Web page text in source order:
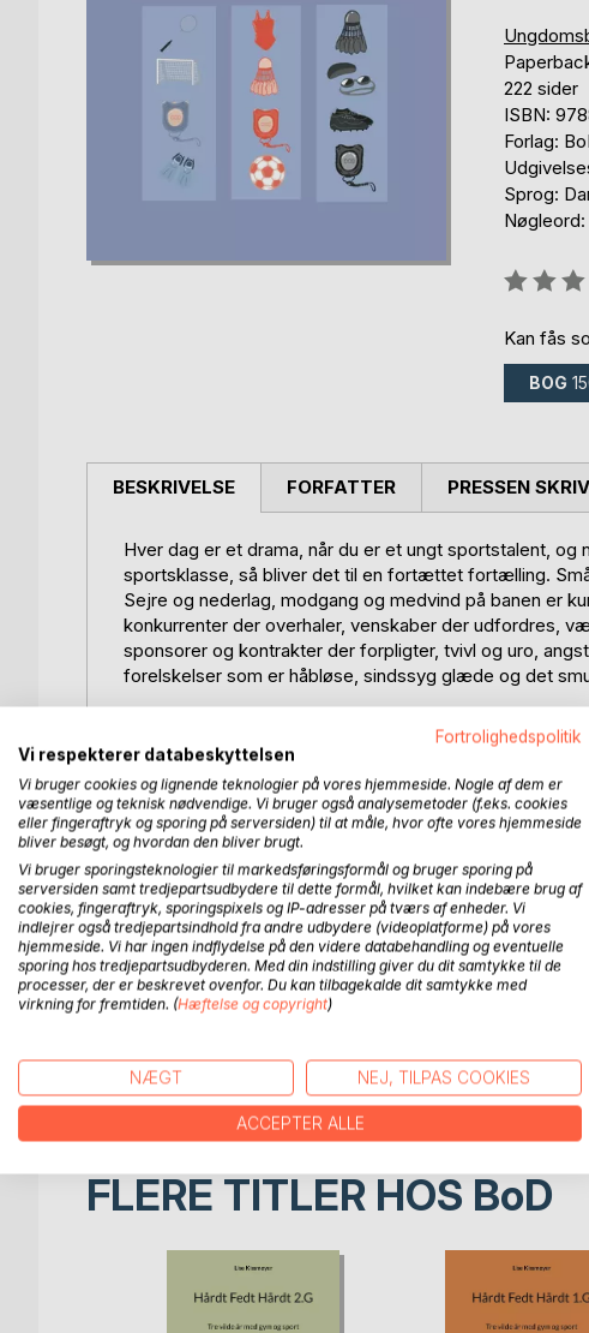
222 sider
ISBN:
Forlag:
Sprog:
Kan fås
BOG
BESKRIVELSE
Hver dag er et drama, når du er et ungt sportstalent,
sportsklasse, så bliver det til en fortættet fortælling.
Sejre og nederlag, modgang og medvind på banen er
konkurrenter der overhaler, venskaber der udfordres,
sponsorer og kontrakter der forpligter, tvivl og uro,
forelskelser som er håbløse, sindssyg glæde og det
Bøgerne har læreren og mentoren Viva som fortæller,
talenter til at beskrive en hverdag for kommende
Badmintonspilleren Mads, der altid har været den
med at holde sig på toppen og næsten kun kan skuffe.
Fodboldspilleren Jonathan der har fået en attraktiv
plads i det sociale og indordne sig under trænerne og
Hækkeløberen Clara der har potentiale til at klare sig
dem, der vil en masse ting med hende.
Og til sidst svømmeren Emilie der ikke fra start er
storesøsteren, der er den store stjerne og hendes
at presse sig selv og finde ro og den magiske flow, der
FORFATTER PRESSEN
FLERE TITLER HOS BoD
Fortrolighedspolitik
Vi respekterer databeskyttelsen
Vi bruger cookies og lignende teknologier på vores hjemmeside. Nogle af dem er
væsentlige og teknisk nødvendige. Vi bruger også analysemetoder (f.eks. cookies
eller fingeraftryk og sporing på serversiden) til at måle, hvor ofte vores hjemmeside
bliver besøgt, og hvordan den bliver brugt.
Vi bruger sporingsteknologier til markedsføringsformål og bruger sporing på
serversiden samt tredjepartsudbydere til dette formål, hvilket kan indebære brug af
cookies, fingeraftryk, sporingspixels og IP-adresser på tværs af enheder. Vi
indlejrer også tredjepartsindhold fra andre udbydere (videoplatforme) på vores
hjemmeside. Vi har ingen indflydelse på den videre databehandling og eventuelle
sporing hos tredjepartsudbyderen. Med din indstilling giver du dit samtykke til de
processer, der er beskrevet ovenfor. Du kan tilbagekalde dit samtykke med
virkning for fremtiden. (Hæftelse og copyright)
NÆGT NEJ, TILPAS COOKIES
ACCEPTER ALLE